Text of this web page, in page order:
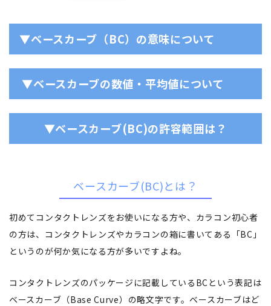
▼ベースカーブ（BC）の意味について
▼ベースカーブの数値・平均値について
▼ベースカーブ(BC)の許容範囲は？
ベースカーブ(BC)とは？
初めてコンタクトレンズをお使いになる方や、カラコン初心者
の方は、コンタクトレンズやカラコンの箱に書いてある「BC」
というのが何か気になる方が多いですよね。
コンタクトレンズのパッケージに記載しているBCという表記は
ベースカーブ（Base Curve）の略文字です。ベースカーブはど